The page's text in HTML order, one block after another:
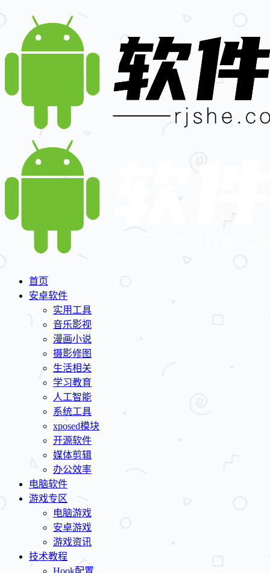
首页
安卓软件
实用工具
音乐影视
漫画小说
摄影修图
生活相关
学习教育
人工智能
系统工具
xposed模块
开源软件
媒体剪辑
办公效率
电脑软件
游戏专区
电脑游戏
安卓游戏
游戏资讯
技术教程
Hook配置